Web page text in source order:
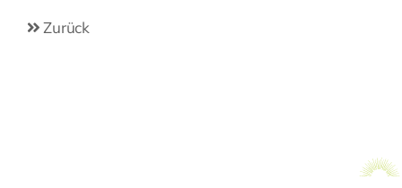
Zurück